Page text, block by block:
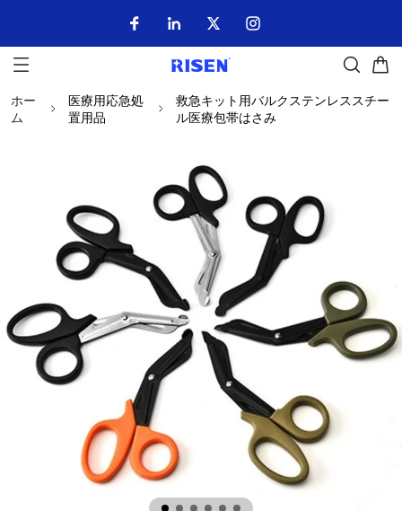
ホー
ム
医療用応急処
置用品
救急キット用バルクステンレススチー
ル医療包帯はさみ